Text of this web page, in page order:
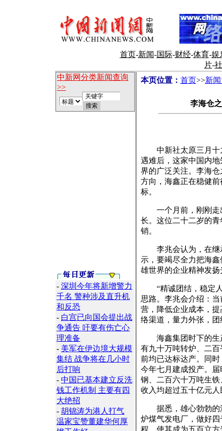
首页-新闻-国际-财经-体育-娱
片-
中新网分类新闻查询
>>
- 深圳今年将新增警力
千名 警种涉及直升机
和反恐
- 白宫已向国会提出战
争通告 吁要有伤亡心
理准备
- 美军在伊边境大规模
集结 战争将在几小时
后打响
- 中国已基本建立反洗
钱工作机制 主要有四
大绝招
- 胡锦涛为港人打气
温家宝赞董建华何厚
本页位置： 首页>>新
李海仓
中新社太原三月十
遇难后，这家中国内
界的广泛关注。李海
方向，海鑫正在稳健
标。
一个月前，刚刚走
长。这位二十二岁的
销。
李兆会认为，在继
示，要竭尽全力把海
雄世界的企业精神发扬
“精诚团结，稳定人
思路。李兆会介绍：
营，降低企业成本，
络渠道，量力外张，
海鑫集团时下的生
有九十万吨转炉、二
前均已达标达产。同
今年七月建成投产。
钢、二百六十万吨生
收入均超过五十亿元
据悉，雄心勃勃的
炉煤气发电厂，做好
程，使其成为五百立